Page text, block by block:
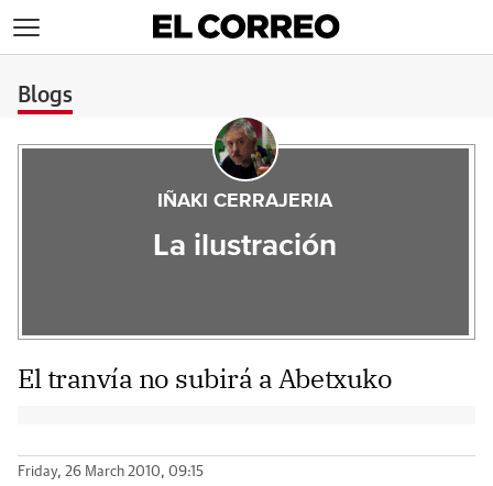
Blogs
IÑAKI CERRAJERIA
La ilustración
El tranvía no subirá a Abetxuko
Friday, 26 March 2010, 09:15